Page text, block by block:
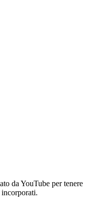
da YouTube per tenere